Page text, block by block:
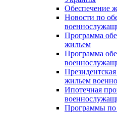
Обеспечение
Новости по
Программа
жильем
Программа
жильем
Ипотечная
Программы по